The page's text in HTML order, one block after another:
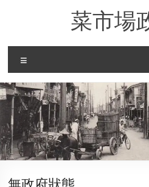
菜市場